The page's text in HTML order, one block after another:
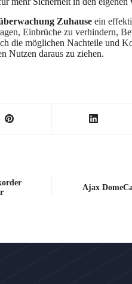
Zuhause ein
Einbrüche zu verhindern,
die möglichen Nachteile und
Nutzen daraus zu ziehen.
Ajax